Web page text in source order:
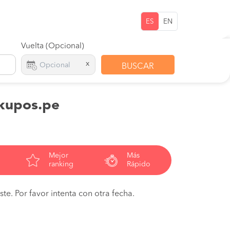
ES EN
Vuelta (Opcional)
x BUSCAR
Mejor
ranking
Más
Rápido
Por favor intenta con otra fecha.